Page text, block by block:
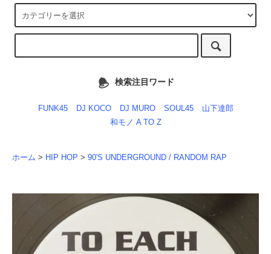
検索注目ワード
FUNK45 DJ KOCO DJ MURO SOUL45
山下達郎
和モノ A TO Z
ホーム > HIP HOP > 90'S UNDERGROUND / RANDOM RAP